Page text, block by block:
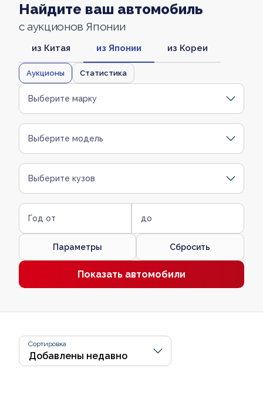
Найдите ваш автомобиль
с аукционов Японии
из Китая из Японии из Кореи
Аукционы Статистика
Выберите марку
Выберите модель
Выберите кузов
Год от до
Параметры Сбросить
Показать автомобили
Сортировка